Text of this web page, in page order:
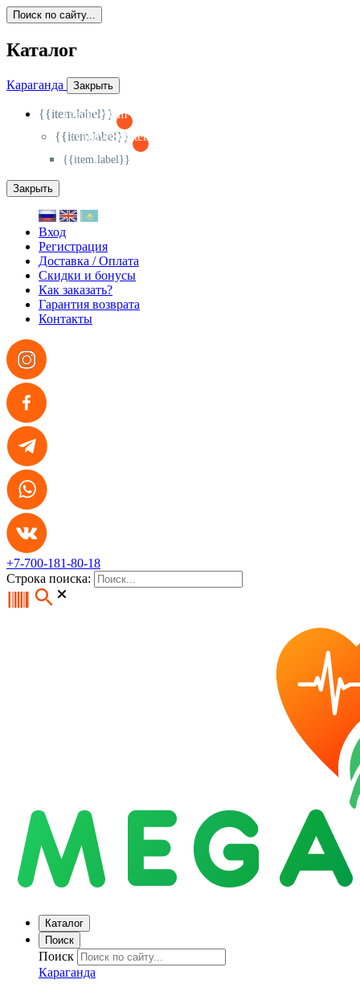
Поиск по сайту...
Каталог
Караганда Закрыть
{{item.label}}
{{activeItem==item.id?'-
{{item.label}}
{{activeSubitem==item.id?'-
{{item.label}}
Закрыть
Вход
Регистрация
Доставка / Оплата
Скидки и бонусы
Как заказать?
Гарантия возврата
Контакты
+7-700-181-80-18
Строка поиска:
Каталог
Поиск
Поиск
Караганда